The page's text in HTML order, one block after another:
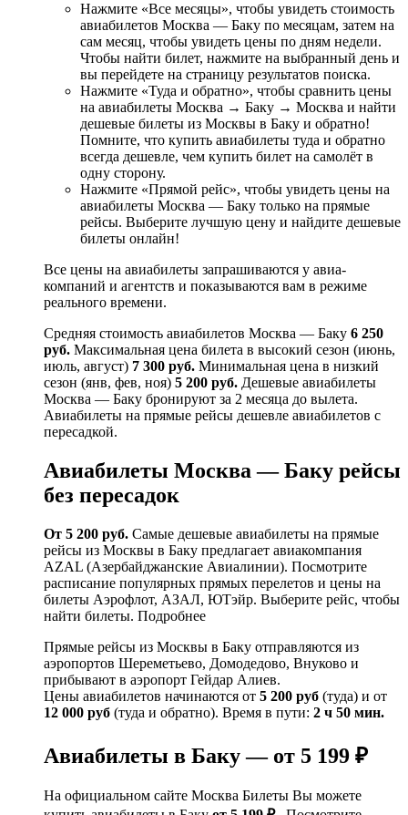
Нажмите «Все месяцы», чтобы увидеть стоимость
авиабилетов Москва — Баку по месяцам, затем на
сам месяц, чтобы увидеть цены по дням недели.
Чтобы найти билет, нажмите на выбранный день и
вы перейдете на страницу результатов поиска.
Нажмите «Туда и обратно», чтобы сравнить цены
на авиабилеты Москва → Баку → Москва и найти
дешевые билеты из Москвы в Баку и обратно!
Помните, что купить авиабилеты туда и обратно
всегда дешевле, чем купить билет на самолёт в
одну сторону.
Нажмите «Прямой рейс», чтобы увидеть цены на
авиабилеты Москва — Баку только на прямые
рейсы. Выберите лучшую цену и найдите дешевые
билеты онлайн!
Все цены на авиабилеты запрашиваются у авиа­
компаний и агентств и показываются вам в режиме
реального времени.
Средняя стоимость авиабилетов Москва — Баку 6 250
руб. Максимальная цена билета в высокий сезон (июнь,
июль, август) 7 300 руб. Минимальная цена в низкий
сезон (янв, фев, ноя) 5 200 руб. Дешевые авиабилеты
Москва — Баку бронируют за 2 месяца до вылета.
Авиабилеты на прямые рейсы дешевле авиабилетов с
пересадкой.
Авиабилеты Москва — Баку рейсы
без пересадок
От 5 200 руб. Cамые дешевые авиабилеты на прямые
рейсы из Москвы в Баку предлагает авиакомпания
AZAL (Азербайджанские Авиалинии). Посмотрите
расписание популярных прямых перелетов и цены на
билеты Аэрофлот, АЗАЛ, ЮТэйр. Выберите рейс, чтобы
найти билеты. Подробнее
Прямые рейсы из Москвы в Баку отправляются из
аэропортов Шереметьево, Домодедово, Внуково и
прибывают в аэропорт Гейдар Алиев.
Цены авиабилетов начинаются от 5 200 руб (туда) и от
12 000 руб (туда и обратно). Время в пути: 2 ч 50 мин.
Авиабилеты в Баку — от 5 199 ₽
На официальном сайте Москва Билеты Вы можете